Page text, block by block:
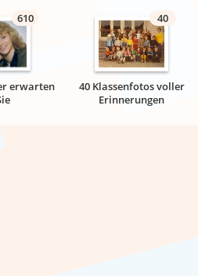
610
erwarten
40
40 Klassenfotos voller
Erinnerungen